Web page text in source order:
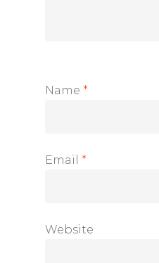
Name *
Email *
Website